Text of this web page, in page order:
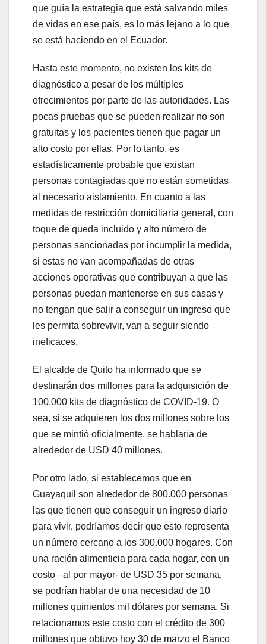
que guía la estrategia que está salvando miles
de vidas en ese país, es lo más lejano a lo que
se está haciendo en el Ecuador.
Hasta este momento, no existen los kits de
diagnóstico a pesar de los múltiples
ofrecimientos por parte de las autoridades. Las
pocas pruebas que se pueden realizar no son
gratuitas y los pacientes tienen que pagar un
alto costo por ellas. Por lo tanto, es
estadísticamente probable que existan
personas contagiadas que no están sometidas
al necesario aislamiento. En cuanto a las
medidas de restricción domiciliaria general, con
toque de queda incluido y alto número de
personas sancionadas por incumplir la medida,
si estas no van acompañadas de otras
acciones operativas que contribuyan a que las
personas puedan mantenerse en sus casas y
no tengan que salir a conseguir un ingreso que
les permita sobrevivir, van a seguir siendo
ineficaces.
El alcalde de Quito ha informado que se
destinarán dos millones para la adquisición de
100.000 kits de diagnóstico de COVID-19. O
sea, si se adquieren los dos millones sobre los
que se mintió oficialmente, se hablaría de
alrededor de USD 40 millones.
Por otro lado, si establecemos que en
Guayaquil son alrededor de 800.000 personas
las que tienen que conseguir un ingreso diario
para vivir, podríamos decir que esto representa
un número cercano a los 300.000 hogares. Con
una ración alimenticia para cada hogar, con un
costo –al por mayor- de USD 35 por semana,
se podrían hablar de una necesidad de 10
millones quinientos mil dólares por semana. Si
relacionamos este costo con el crédito de 300
millones que obtuvo hoy 30 de marzo el Banco